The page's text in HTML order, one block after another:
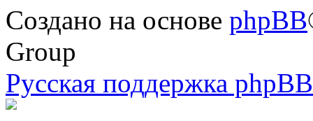
Создано на основе phpBB
Group
Русская поддержка phpBB